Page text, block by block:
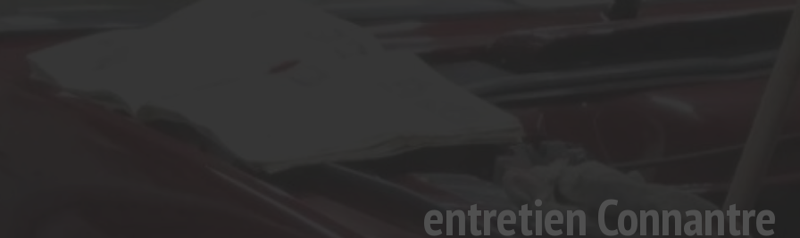
entretien Connantre